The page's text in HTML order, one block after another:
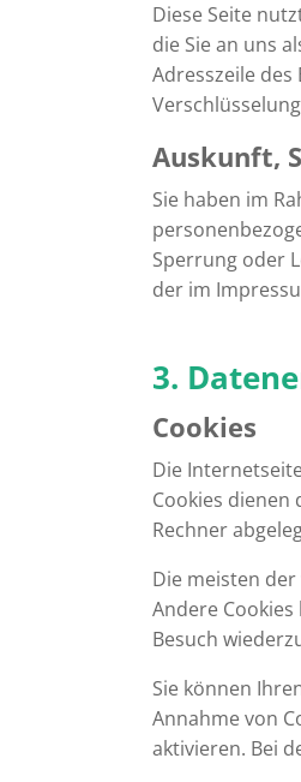
Diese Seite
die Sie an uns
Adresszeile des
Auskunft,
Sie haben im
Sperrung oder
der im
3.
Cookies
Die
Cookies
Rechner
Die meisten der
Andere
Besuch
Sie können
Annahme von
aktivieren. Bei